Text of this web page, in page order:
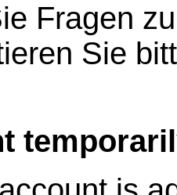
Fragen
Sie